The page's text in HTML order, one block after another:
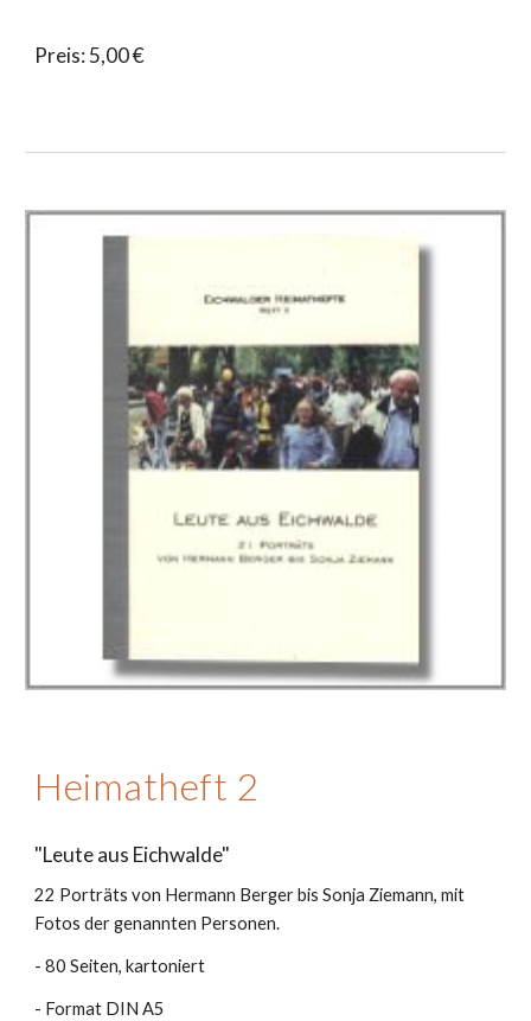
Preis: 5,00 €
Heimatheft 2
"Leute aus Eichwalde"
22 Porträts von Hermann Berger bis Sonja Ziemann, mit
Fotos der genannten Personen.
- 80 Seiten, kartoniert
- Format DIN A5